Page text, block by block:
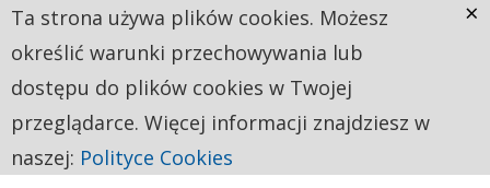
Ta strona używa plików cookies. Możesz
określić warunki przechowywania lub
dostępu do plików cookies w Twojej
przeglądarce. Więcej informacji znajdziesz w
naszej: Polityce Cookies
×